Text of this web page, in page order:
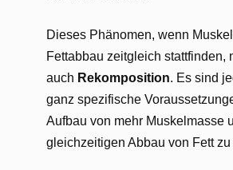
Dieses Phänomen, wenn
Fettabbau zeitgleich stattfinden,
auch Rekomposition. Es sind
ganz spezifische
Aufbau von mehr Muskelmasse
gleichzeitigen Abbau von Fett zu